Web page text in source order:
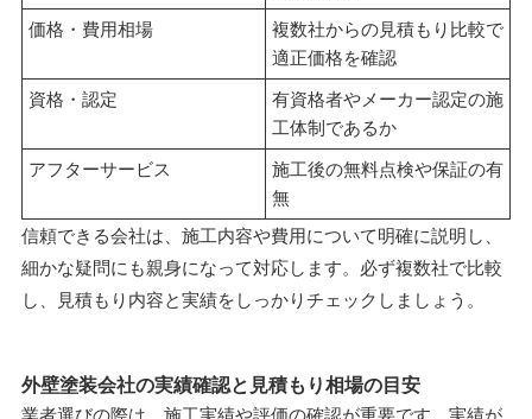
価格・費用相場
複数社からの見積もり比較で
適正価格を確認
資格・認定
有資格者やメーカー認定の施
工体制であるか
アフターサービス
施工後の無料点検や保証の有
無
信頼できる会社は、施工内容や費用について明確に説明し、
細かな疑問にも親身になって対応します。必ず複数社で比較
し、見積もり内容と実績をしっかりチェックしましょう。
外壁塗装会社の実績確認と見積もり相場の目安
業者選びの際は、施工実績や評価の確認が重要です。実績が